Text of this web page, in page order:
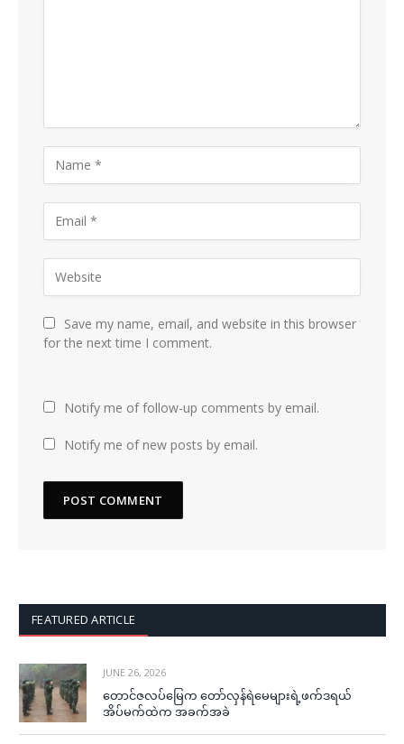
Save my name, email, and website in this browser
for the next time I comment.
Notify me of follow-up comments by email.
Notify me of new posts by email.
FEATURED ARTICLE
JUNE 26, 2026
တောင်ဇလပ်မြေက တော်လှန်ရဲမေများရဲ့ဖက်ဒရယ်
အိပ်မက်ထဲက အခက်အခဲ